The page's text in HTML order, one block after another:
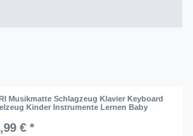
Musikmatte Schlagzeug Klavier Keyboard
Kinder Instrumente Lernen Baby
€ *